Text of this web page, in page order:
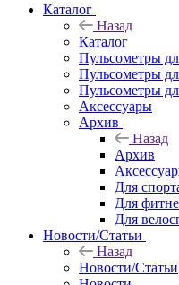
Каталог
Назад
Каталог
Пульсометры
Пульсометры
Пульсометры
Аксессуары
Архив
Назад
Архив
Для
Для
Для
Новости/Статьи
Назад
Новости/Статьи